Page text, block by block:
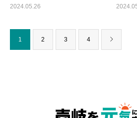
2024.05.26
1 2 3 4